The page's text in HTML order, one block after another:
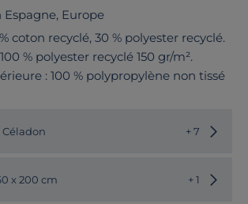
Europe
coton recyclé, 30 % polyester recyclé.
% polyester recyclé 150 gr/m².
: 100 % polypropylène non tissé
Céladon + 7
x 200 cm + 1